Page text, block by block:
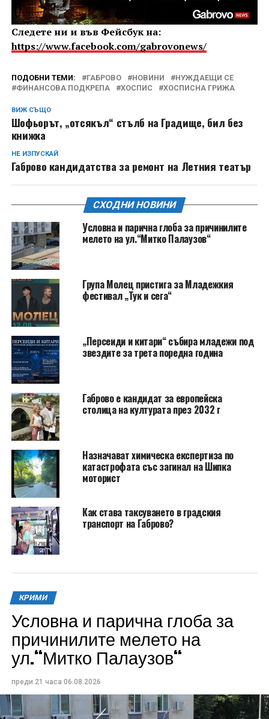
Следете ни и във Фейсбук на:
https://www.facebook.com/gabrovonews/
ПОДОБНИ ТЕМИ: ГАБРОВО НОВИНИ
НУЖДАЕЩИ СЕ
ФИНАНСОВА ПОДКРЕПА
ХОСПИС ХОСПИСНА ГРИЖА
ВИЖ СЪЩО
Шофьорът, „отсякъл“ стълб на Градище, бил без
книжка
НЕ ИЗПУСКАЙ
Габрово кандидатства за ремонт на Летния театър
СХОДНИ НОВИНИ
Условна и парична глоба за причинилите
мелето на ул.“Митко Палаузов“
Група Молец пристига за Младежкия
фестивал „Тук и сега“
„Персеиди и китари“ събира младежи под
звездите за трета поредна година
Габрово е кандидат за европейска
столица на културата през 2032 г
Назначават химическа експертиза по
катастрофата със загинал на Шипка
моторист
Как става таксуването в градския
транспорт на Габрово?
КРИМИ
Условна и парична глоба за
причинилите мелето на
ул.“Митко Палаузов“
преди 21 часа 06.08.2026